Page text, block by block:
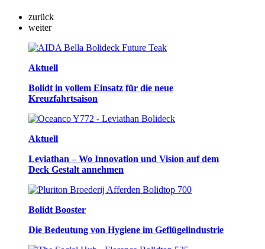
zurück
weiter
Aktuell
Bolidt in vollem Einsatz für die neue
Kreuzfahrtsaison
Aktuell
Leviathan – Wo Innovation und Vision auf dem
Deck Gestalt annehmen
Bolidt Booster
Die Bedeutung von Hygiene im Geflügelindustrie